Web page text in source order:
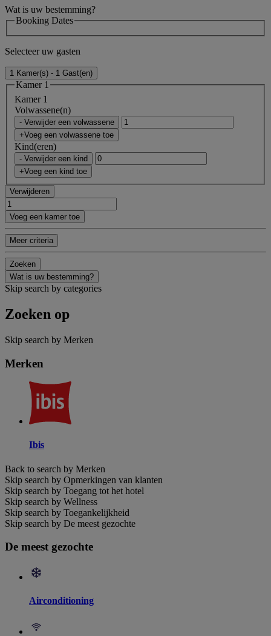
Wat is uw bestemming?
Booking Dates
Selecteer uw gasten
1 Kamer(s) - 1 Gast(en)
Kamer 1
Kamer 1
Volwassene(n)
- Verwijder een volwassene
+Voeg een volwassene toe
Kind(eren)
- Verwijder een kind
+Voeg een kind toe
Verwijderen
Voeg een kamer toe
Meer criteria
Zoeken
Wat is uw bestemming?
Skip search by categories
Zoeken op
Skip search by Merken
Merken
Ibis
Back to search by Merken
Skip search by Opmerkingen van klanten
Skip search by Toegang tot het hotel
Skip search by Wellness
Skip search by Toegankelijkheid
Skip search by De meest gezochte
De meest gezochte
Airconditioning